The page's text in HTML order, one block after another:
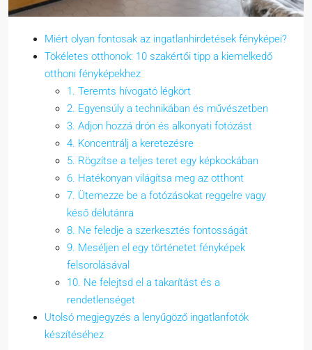
Miért olyan fontosak az ingatlanhirdetések fényképei?
Tökéletes otthonok: 10 szakértői tipp a kiemelkedő
otthoni fényképekhez
1. Teremts hívogató légkört
2. Egyensúly a technikában és művészetben
3. Adjon hozzá drón és alkonyati fotózást
4. Koncentrálj a keretezésre
5. Rögzítse a teljes teret egy képkockában
6. Hatékonyan világítsa meg az otthont
7. Ütemezze be a fotózásokat reggelre vagy
késő délutánra
8. Ne feledje a szerkesztés fontosságát
9. Meséljen el egy történetet fényképek
felsorolásával
10. Ne felejtsd el a takarítást és a
rendetlenséget
Utolsó megjegyzés a lenyűgöző ingatlanfotók
készítéséhez